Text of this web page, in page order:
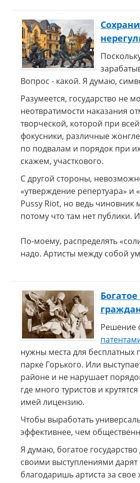
Вопрос - какой. Я думаю,
Разумеется, государство не
неотвратимости наказания
творческой, которой при
фокусники, различные
по подвалам и порядок при
скажем, участкового.
С другой стороны,
«утверждение репертуара» и
Pussy Riot, но ведь чиновник
потому что там нет публики.
По-моему, распределять
надо. Артисты между собой
Решение
нужны места для бесплатных
парке Горького. Или
районе и не нарушает
где много туристов и
имей лицензию.
Чтобы выработать
эффективнее, чем
Я думаю, богатое
своими выступлениями
благодаришь артиста за